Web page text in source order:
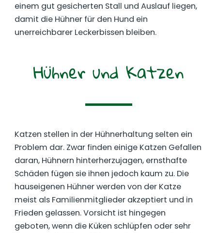
einem gut gesicherten Stall und Auslauf liegen,
damit die Hühner für den Hund ein
unerreichbarer Leckerbissen bleiben.
Hühner und Katzen
Katzen stellen in der Hühnerhaltung selten ein
Problem dar. Zwar finden einige Katzen Gefallen
daran, Hühnern hinterherzujagen, ernsthafte
Schäden fügen sie ihnen jedoch kaum zu. Die
hauseigenen Hühner werden von der Katze
meist als Familienmitglieder akzeptiert und in
Frieden gelassen. Vorsicht ist hingegen
geboten, wenn die Küken schlüpfen oder sehr